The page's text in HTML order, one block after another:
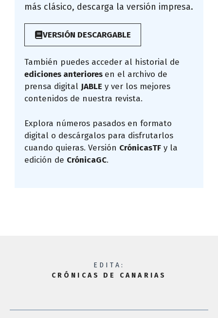
más clásico, descarga la versión impresa.
VERSIÓN DESCARGABLE
También puedes acceder al historial de
ediciones anteriores en el archivo de
prensa digital JABLE y ver los mejores
contenidos de nuestra revista.
Explora números pasados en formato
digital o descárgalos para disfrutarlos
cuando quieras. Versión CrónicasTF y la
edición de CrónicaGC.
EDITA:
CRÓNICAS DE CANARIAS